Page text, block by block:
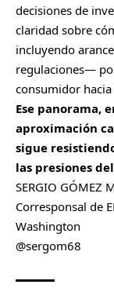
decisiones de
claridad sobre
incluyendo
regulaciones—
consumidor
Ese panorama,
aproximación
sigue
las presiones
SERGIO GÓMEZ
Corresponsal de
Washington
@sergom68